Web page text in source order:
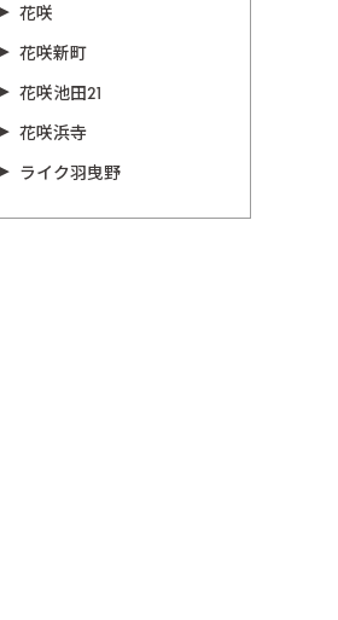
花咲
花咲新町
花咲池田21
花咲浜寺
ライク羽曳野